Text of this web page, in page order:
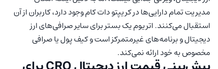
مدیریت تمام دارایی‌ها در کریپتو دات کام وجود دارد، کاربران از آن
استقبال می‌کنند. اتریوم یک بستر برای سایر صرافی‌های ارز
دیجیتال و برنامه‌های غیرمتمرکز است و کیف پول یا صرافی
مخصوص به خود ارائه نمی‌کند.